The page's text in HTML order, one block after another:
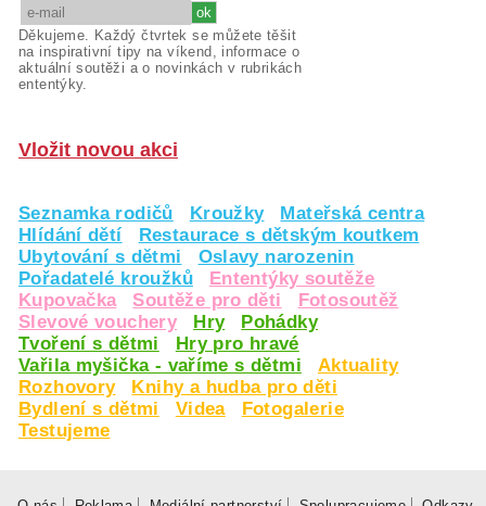
Děkujeme. Každý čtvrtek se můžete těšit
na inspirativní tipy na víkend, informace o
aktuální soutěži a o novinkách v rubrikách
ententýky.
Vložit novou akci
Seznamka rodičů Kroužky
Mateřská centra
Hlídání dětí
Restaurace s dětským koutkem
Ubytování s dětmi
Oslavy narozenin
Pořadatelé kroužků
Ententýky soutěže
Kupovačka
Soutěže pro děti
Fotosoutěž
Slevové vouchery
Hry
Pohádky
Tvoření s dětmi
Hry pro hravé
Vařila myšička - vaříme s dětmi
Aktuality
Rozhovory
Knihy a hudba pro děti
Bydlení s dětmi
Videa
Fotogalerie
Testujeme